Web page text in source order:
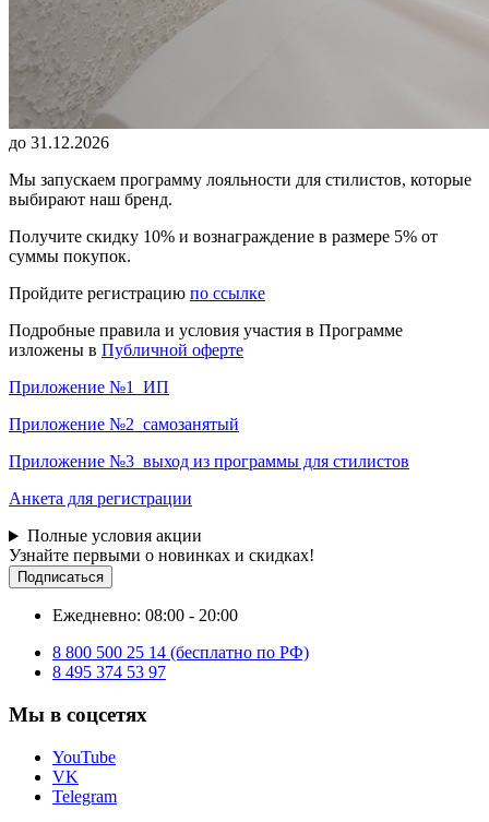
до 31.12.2026
Мы запускаем программу лояльности для стилистов, которые
выбирают наш бренд.
Получите скидку 10% и вознаграждение в размере 5% от
суммы покупок.
Пройдите регистрацию по ссылке
Подробные правила и условия участия в Программе
изложены в Публичной оферте
Приложение №1_ИП
Приложение №2_самозанятый
Приложение №3_выход из программы для стилистов
Анкета для регистрации
Полные условия акции
Узнайте первыми о новинках и скидках!
Подписаться
Ежедневно: 08:00 - 20:00
8 800 500 25 14 (бесплатно по РФ)
8 495 374 53 97
Мы в соцсетях
YouTube
VK
Telegram